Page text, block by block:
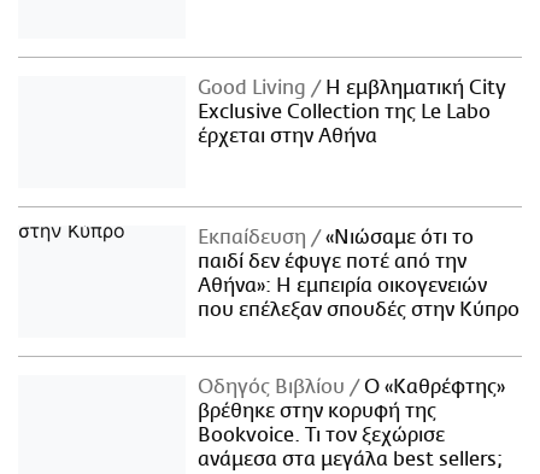
Good Living
Η εμβληματική City
Exclusive Collection της Le Labo
έρχεται στην Αθήνα
Εκπαίδευση
«Νιώσαμε ότι το
παιδί δεν έφυγε ποτέ από την
Αθήνα»: Η εμπειρία οικογενειών
που επέλεξαν σπουδές στην Κύπρο
Οδηγός Βιβλίου
Ο «Καθρέφτης»
βρέθηκε στην κορυφή της
Bookvoice. Τι τον ξεχώρισε
ανάμεσα στα μεγάλα best sellers;